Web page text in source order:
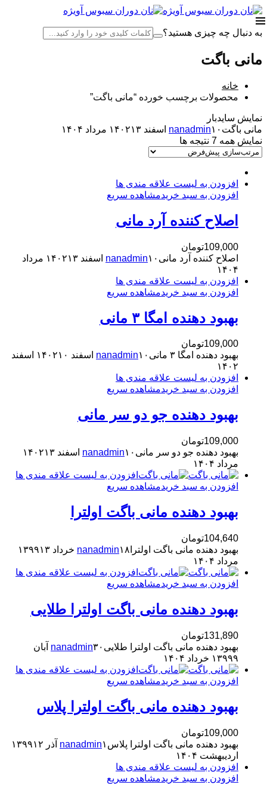
به دنبال چه چیزی هستید؟
مانی باگت
خانه
محصولات برچسب خورده “مانی باگت”
نمایش سایدبار
مانی باگت
nanadmin۱۰ اسفند ۱۴۰۲
۱۳ مرداد ۱۴۰۴
نمایش همه 7 نتیجه ها
افزودن به لیست علاقه مندی ها
افزودن به سبد خریدمشاهده سریع
اصلاح کننده آرد مانی
109,000تومان
اصلاح کننده آرد مانی
nanadmin۱۰ اسفند ۱۴۰۲
۱۳ مرداد
۱۴۰۴
افزودن به لیست علاقه مندی ها
افزودن به سبد خریدمشاهده سریع
بهبود دهنده امگا ۳ مانی
109,000تومان
بهبود دهنده امگا ۳ مانی
nanadmin۱۰ اسفند ۱۴۰۲
۱۰ اسفند
۱۴۰۲
افزودن به لیست علاقه مندی ها
افزودن به سبد خریدمشاهده سریع
بهبود دهنده جو دو سر مانی
109,000تومان
بهبود دهنده جو دو سر مانی
nanadmin۱۰ اسفند ۱۴۰۲
۱۳
مرداد ۱۴۰۴
افزودن به لیست علاقه مندی ها
افزودن به سبد خریدمشاهده سریع
بهبود دهنده مانی باگت اولترا
104,640تومان
بهبود دهنده مانی باگت اولترا
nanadmin۱۸ خرداد ۱۳۹۹
۱۳
مرداد ۱۴۰۴
افزودن به لیست علاقه مندی ها
افزودن به سبد خریدمشاهده سریع
بهبود دهنده مانی باگت اولترا طلایی
131,890تومان
بهبود دهنده مانی باگت اولترا طلایی
nanadmin ۳۰ آبان
۱۳۹۹۹ خرداد ۱۴۰۴
افزودن به لیست علاقه مندی ها
افزودن به سبد خریدمشاهده سریع
بهبود دهنده مانی باگت اولترا پلاس
109,000تومان
بهبود دهنده مانی باگت اولترا پلاس
nanadmin۱ آذر ۱۳۹۹
۱۲
اردیبهشت ۱۴۰۴
افزودن به لیست علاقه مندی ها
افزودن به سبد خریدمشاهده سریع